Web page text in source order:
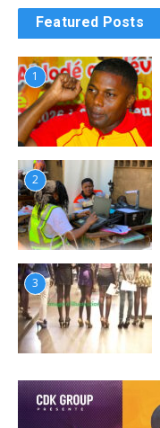
Featured Posts
1
2
3